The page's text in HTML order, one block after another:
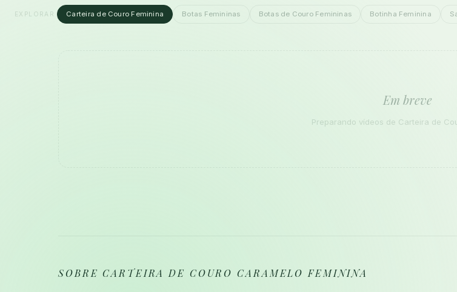
Carteira de Couro Feminina Botas Femininas Botas de Couro Femininas Botinha Feminina
Em breve
Preparando vídeos de Carteira de
SOBRE CARTEIRA DE COURO CARAMELO FEMININA